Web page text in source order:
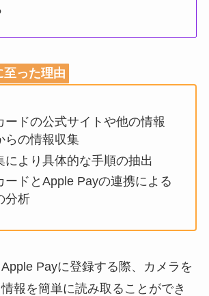
至った理由
ードの公式サイトや他の情報
らの情報収集
により具体的な手順の抽出
ードとApple Payの連携による
分析
Payに登録する際、カメラを
報を簡単に読み取ることができ